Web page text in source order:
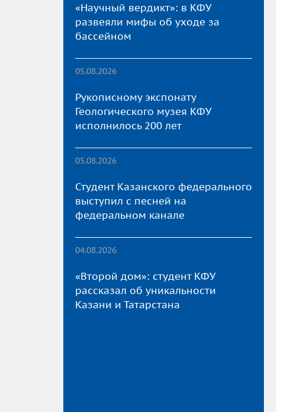
«Научный вердикт»: в КФУ
развеяли мифы об уходе за
бассейном
05.08.2026
Рукописному экспонату
Геологического музея КФУ
исполнилось 200 лет
05.08.2026
Студент Казанского федерального
выступил с песней на
федеральном канале
04.08.2026
«Второй дом»: студент КФУ
рассказал об уникальности
Казани и Татарстана